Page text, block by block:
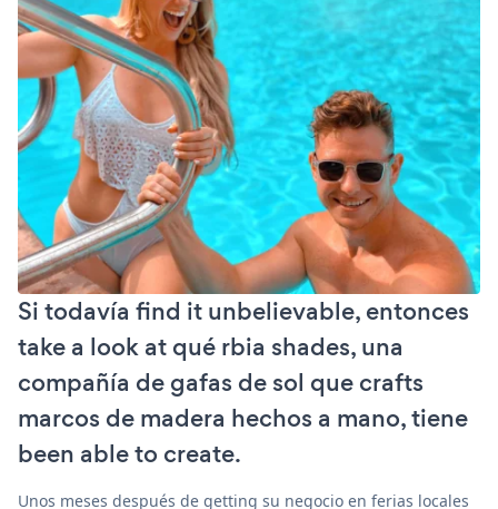
Si todavía find it unbelievable, entonces
take a look at qué rbia shades, una
compañía de gafas de sol que crafts
marcos de madera hechos a mano, tiene
been able to create.
Unos meses después de getting su negocio en ferias locales